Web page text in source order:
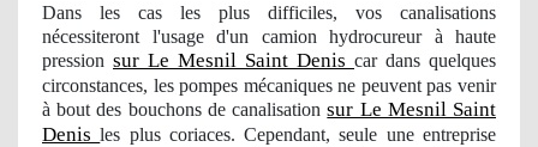
Dans les cas les plus difficiles, vos canalisations
nécessiteront l'usaged'un camion hydrocureur à haute
pression sur Le Mesnil Saint Denis car dans quelques
circonstances, les pompes mécaniques ne peuvent pas venir
à bout des bouchons de canalisationsur Le Mesnil Saint
Denisles plus coriaces. Cependant, seule une entreprise